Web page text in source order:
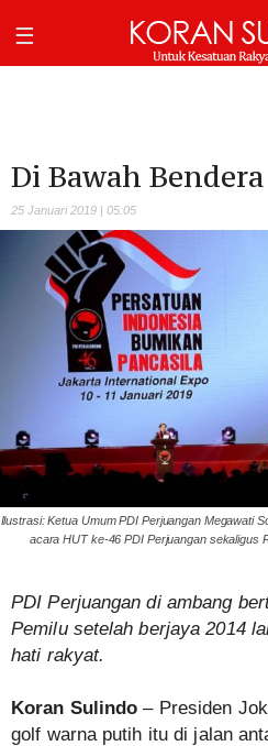
Di Bawah
25 Januari 2019 | 05:05
Ilustrasi: Ketua Umum PDI Perjuangan Megawati
acara HUT ke-46 PDI Perjuangan sekaligus
PDI Perjuangan di ambang
Pemilu setelah berjaya 2014
hati rakyat.
Koran Sulindo – Presiden
golf warna putih itu di jalan